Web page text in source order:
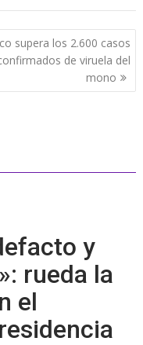
supera los 2.600 casos
de viruela del
mono
y
rueda la
el